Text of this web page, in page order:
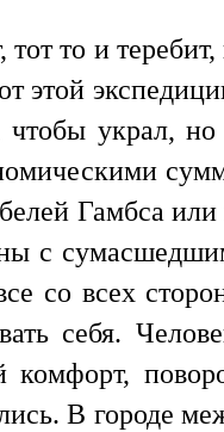
то и
этой
украл, но
Гамбса
с
со всех
себя.
В городе